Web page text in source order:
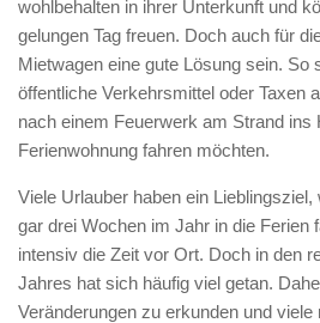
wohlbehalten in ihrer Unterkunft und
gelungen Tag freuen. Doch auch für
Mietwagen eine gute Lösung sein. So
öffentliche Verkehrsmittel oder Taxen
nach einem Feuerwerk am Strand ins
Ferienwohnung fahren möchten.
Viele Urlauber haben ein
gar drei Wochen im Jahr in die Ferien
intensiv die Zeit vor Ort. Doch in den
Jahres hat sich häufig viel getan.
Veränderungen zu erkunden und viele